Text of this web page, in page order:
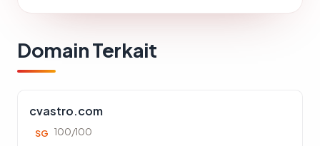
Domain Terkait
cvastro.com
SG 100/100